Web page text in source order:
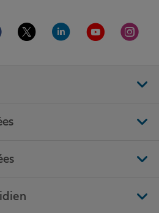
sur la page Facebook de Allianz
Aller sur la page Twitter de
Aller sur la page
Aller sur la
Aller